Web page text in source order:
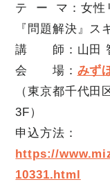
テ ー マ：女性
『問題解決』ス
講 師：山田
会 場： みず
（東京都千代
3F）
申込方法：
https://
10331.html